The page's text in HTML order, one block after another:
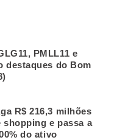
PMLL11 e
destaques do Bom
R$ 216,3 milhões
shopping e passa a
do ativo